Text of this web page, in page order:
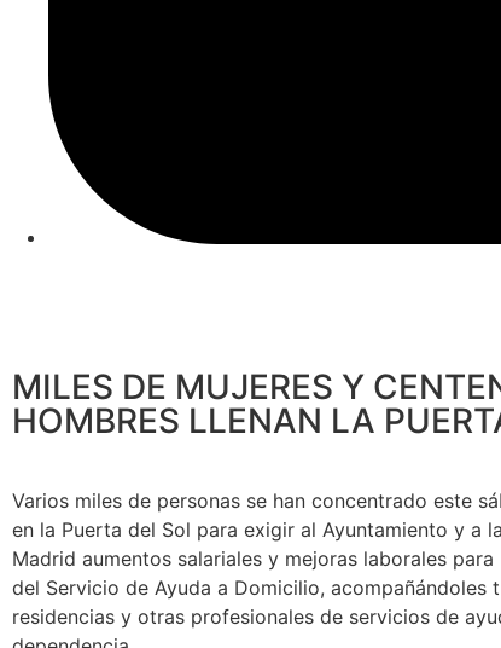
MILES DE MUJERES Y
HOMBRES LLENAN LA
Varios miles de personas se han concentrado este
en la Puerta del Sol para exigir al Ayuntamiento y a
Madrid aumentos salariales y mejoras laborales
del Servicio de Ayuda a Domicilio, acompañándoles
residencias y otras profesionales de servicios de